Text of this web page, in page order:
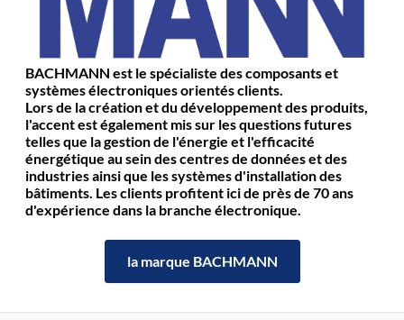
BACHMANN est le spécialiste des composants et
systèmes électroniques orientés clients.
Lors de la création et du développement des produits,
l'accent est également mis sur les questions futures
telles que la gestion de l'énergie et l'efficacité
énergétique au sein des centres de données et des
industries ainsi que les systèmes d'installation des
bâtiments. Les clients profitent ici de près de 70 ans
d'expérience dans la branche électronique.
la marque BACHMANN